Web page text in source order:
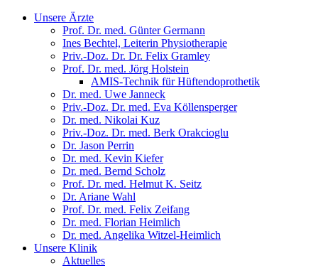
Unsere Ärzte
Prof. Dr. med. Günter Germann
Ines Bechtel, Leiterin Physiotherapie
Priv.-Doz. Dr. Dr. Felix Gramley
Prof. Dr. med. Jörg Holstein
AMIS-Technik für Hüftendoprothetik
Dr. med. Uwe Janneck
Priv.-Doz. Dr. med. Eva Köllensperger
Dr. med. Nikolai Kuz
Priv.-Doz. Dr. med. Berk Orakcioglu
Dr. Jason Perrin
Dr. med. Kevin Kiefer
Dr. med. Bernd Scholz
Prof. Dr. med. Helmut K. Seitz
Dr. Ariane Wahl
Prof. Dr. med. Felix Zeifang
Dr. med. Florian Heimlich
Dr. med. Angelika Witzel-Heimlich
Unsere Klinik
Aktuelles